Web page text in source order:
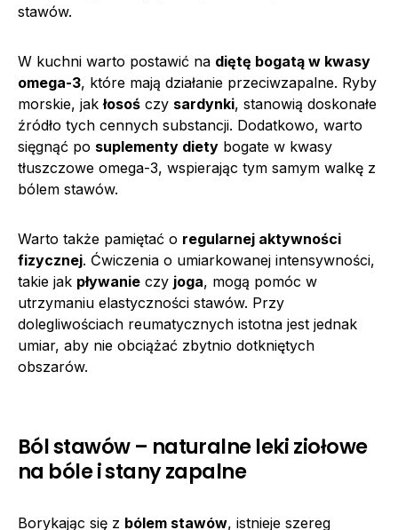
stawów.
W kuchni warto postawić na diętę bogatą w kwasy
omega-3, które mają działanie przeciwzapalne. Ryby
morskie, jakłosoś czy sardynki, stanowią doskonałe
źródło tych cennych substancji. Dodatkowo, warto
sięgnąć po suplementy diety bogate w kwasy
tłuszczowe omega-3, wspierając tym samym walkę z
bólem stawów.
Warto także pamiętać o regularnej aktywności
fizycznej. Ćwiczenia o umiarkowanej intensywności,
takie jak pływanie czy joga, mogą pomóc w
utrzymaniu elastyczności stawów. Przy
dolegliwościach reumatycznych istotna jest jednak
umiar, aby nie obciążać zbytnio dotkniętych
obszarów.
Ból stawów – naturalne leki ziołowe
na bóle i stany zapalne
Borykając się z bólem stawów, istnieje szereg